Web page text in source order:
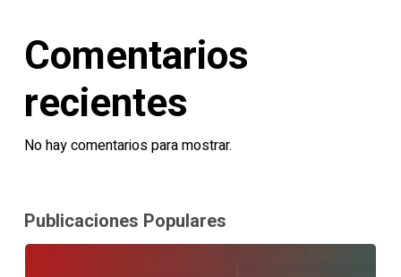
Comentarios
recientes
No hay comentarios para mostrar.
Publicaciones Populares